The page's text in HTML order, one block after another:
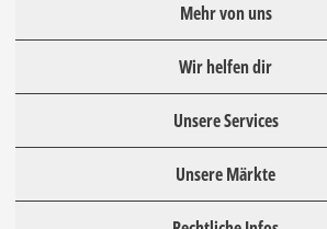
Mehr von uns
Wir helfen dir
Unsere Services
Unsere Märkte